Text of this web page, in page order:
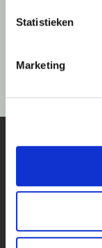
Statistieken
Marketing